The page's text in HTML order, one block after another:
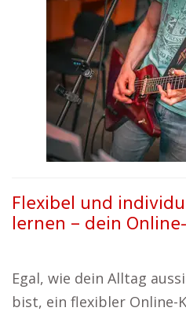
Flexibel und
lernen – dein
Egal, wie dein Alltag
bist, ein flexibler Online-